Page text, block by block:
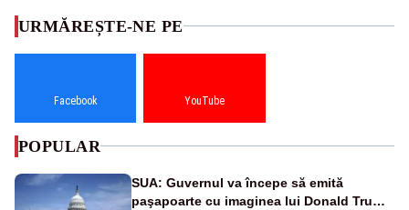
URMĂREȘTE-NE PE
Facebook YouTube
POPULAR
SUA: Guvernul va începe să emită
paşapoarte cu imaginea lui Donald Trump